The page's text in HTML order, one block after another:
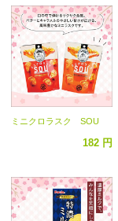
ミニクロラスク SOU
182 円